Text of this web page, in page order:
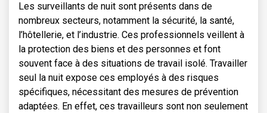
Les surveillants de nuit sont présents dans de
nombreux secteurs, notamment la sécurité, la santé,
l’hôtellerie, et l’industrie. Ces professionnels veillent à
la protection des biens et des personnes et font
souvent face à des situations de travail isolé. Travailler
seul la nuit expose ces employés à des risques
spécifiques, nécessitant des mesures de prévention
adaptées. En effet, ces travailleurs sont non seulement